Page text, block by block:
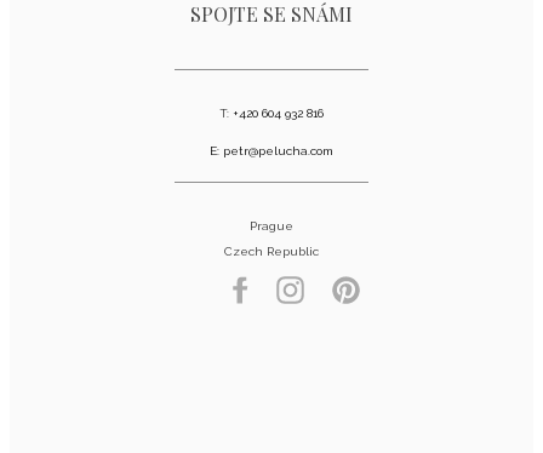
SPOJTE SE SNÁMI
T: +420 604 932 816
E: petr@pelucha.com
Prague
Czech Republic